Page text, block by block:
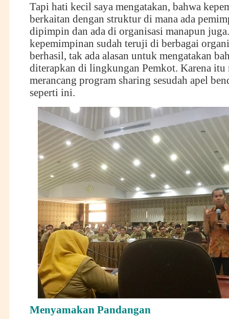
Tapi hati kecil saya mengatakan, bahwa
berkaitan dengan struktur di mana ada
dipimpin dan ada di organisasi manapun
kepemimpinan sudah teruji di berbagai
berhasil, tak ada alasan untuk mengatakan
diterapkan di lingkungan Pemkot. Karena itu
merancang program sharing sesudah apel
seperti ini.
Menyamakan Pandangan